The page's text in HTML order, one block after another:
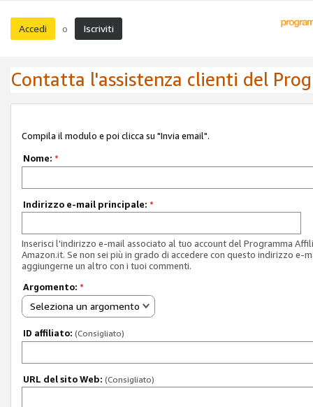
Accedi o Iscriviti
Contatta l'assistenza clienti del
Compila il modulo e poi clicca su "Invia email".
Nome: *
Indirizzo e-mail principale: *
Inserisci l'indirizzo e-mail associato al tuo account del Programma
Amazon.it. Se non sei più in grado di accedere con questo indirizzo e-
aggiungerne un altro con i tuoi commenti.
Argomento: *
Seleziona un argomento
ID affiliato: (Consigliato)
URL del sito Web: (Consigliato)